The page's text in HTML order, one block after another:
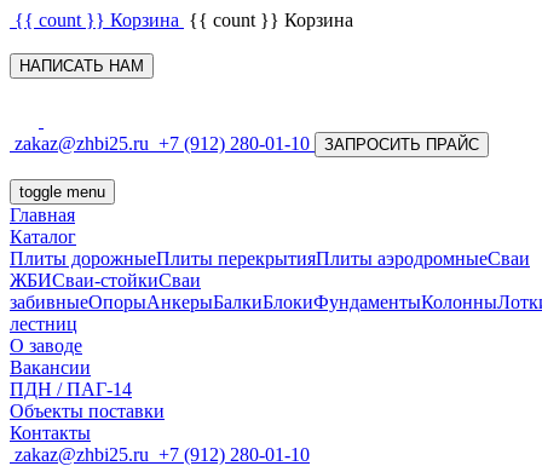
{{ count }} Корзина {{ count }} Корзина
НАПИСАТЬ НАМ
zakaz@zhbi25.ru +7 (912) 280-01-10 ЗАПРОСИТЬ ПРАЙС
toggle menu
Главная
Каталог
Плиты дорожныеПлиты перекрытияПлиты аэродромныеСваи
ЖБИСваи-стойкиСваи
забивныеОпорыАнкерыБалкиБлокиФундаментыКолонны
лестниц
О заводе
Вакансии
ПДН / ПАГ-14
Объекты поставки
Контакты
zakaz@zhbi25.ru +7 (912) 280-01-10